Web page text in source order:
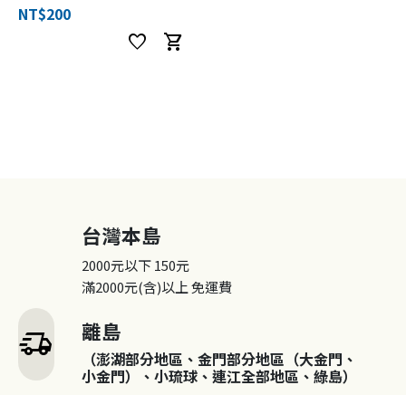
NT$200
favorite shopping_cart
delivery_truck_speed
台灣本島
2000元以下150元
滿2000元(含)以上免運費
離島
（澎湖部分地區、金門部分地區（大金門、
小金門）、小琉球、連江全部地區、綠島）